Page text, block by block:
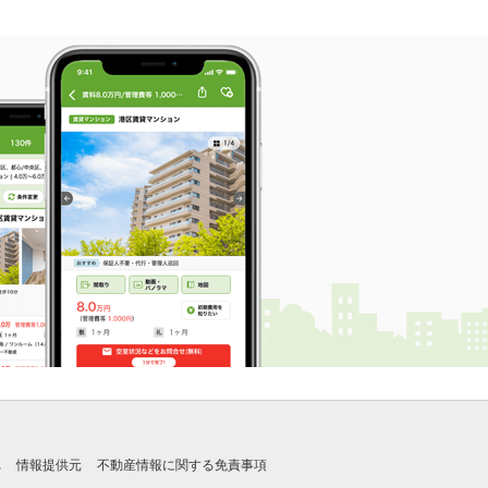
情報提供元 不動産情報に関する免責事項